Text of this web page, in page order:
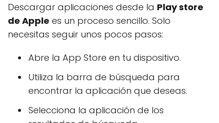
Descargar aplicaciones desde la Play store
de Apple es un proceso sencillo. Solo
necesitas seguir unos pocos pasos:
Abre la App Store en tu dispositivo.
Utiliza la barra de búsqueda para
encontrar la aplicación que deseas.
Selecciona la aplicación de los